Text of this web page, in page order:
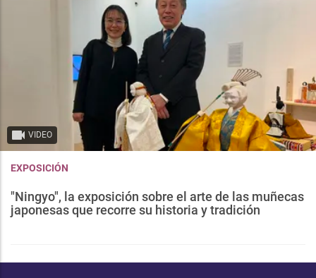
VIDEO
EXPOSICIÓN
"Ningyo", la exposición sobre el arte de las muñecas
japonesas que recorre su historia y tradición